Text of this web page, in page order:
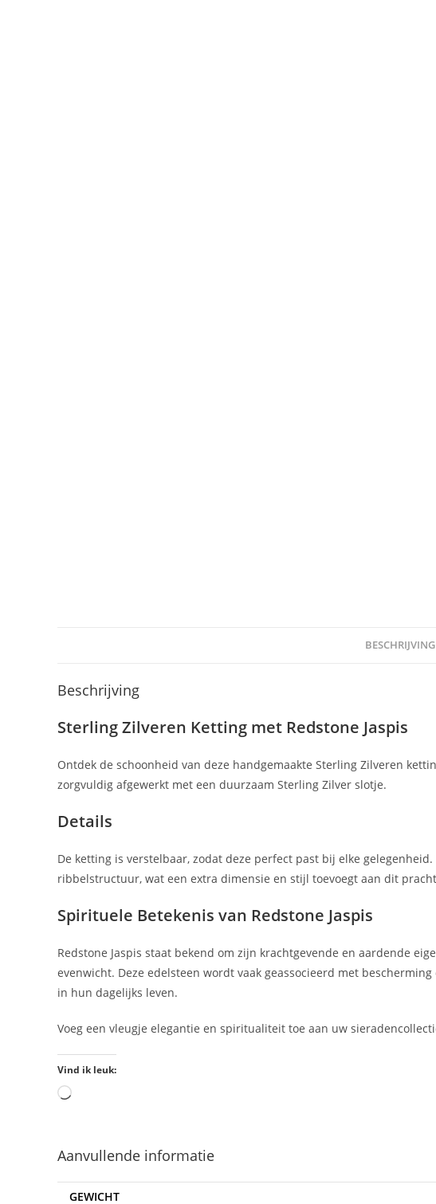
BESCHRIJVING
Beschrijving
Sterling Zilveren Ketting met Redstone Jaspis
Ontdek de schoonheid van deze handgemaakte Sterling Zilveren
zorgvuldig afgewerkt met een duurzaam Sterling Zilver slotje.
Details
De ketting is verstelbaar, zodat deze perfect past bij elke
ribbelstructuur, wat een extra dimensie en stijl toevoegt aan dit
Spirituele Betekenis van Redstone Jaspis
Redstone Jaspis staat bekend om zijn krachtgevende en aardende
evenwicht. Deze edelsteen wordt vaak geassocieerd met
in hun dagelijks leven.
Voeg een vleugje elegantie en spiritualiteit toe aan uw
Vind ik leuk:
Aanvullende informatie
GEWICHT